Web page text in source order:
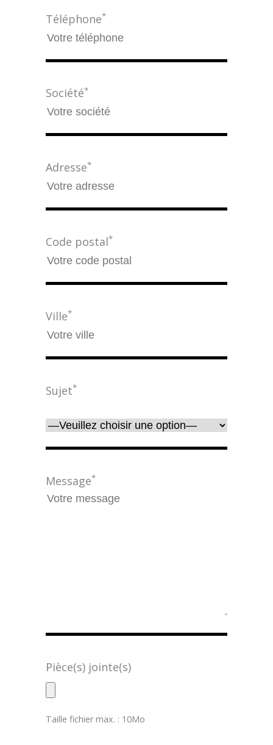
Téléphone*
Société*
Adresse*
Code postal*
Ville*
Sujet*
Message*
Pièce(s) jointe(s)
Taille fichier max. : 10Mo